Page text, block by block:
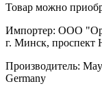
Товар можно
Импортер: ООО
г. Минск, проспект
Производитель:
Germany